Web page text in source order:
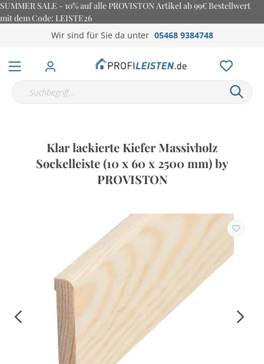
SUMMER SALE - 10% auf alle PROVISTON Artikel ab 99€ Bestellwert
mit dem Code: LEISTE26
Wir sind für Sie da unter 05468 9384748
Klar lackierte Kiefer Massivholz
Sockelleiste (10 x 60 x 2500 mm) by
PROVISTON